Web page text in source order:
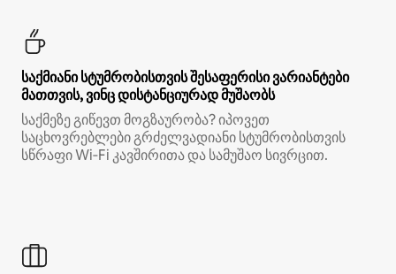
საქმიანი სტუმრობისთვის შესაფერისი ვარიანტები
მათთვის, ვინც დისტანციურად მუშაობს
საქმეზე გიწევთ მოგზაურობა? იპოვეთ
საცხოვრებლები გრძელვადიანი სტუმრობისთვის
სწრაფი Wi‑Fi კავშირითა და სამუშაო სივრცით.